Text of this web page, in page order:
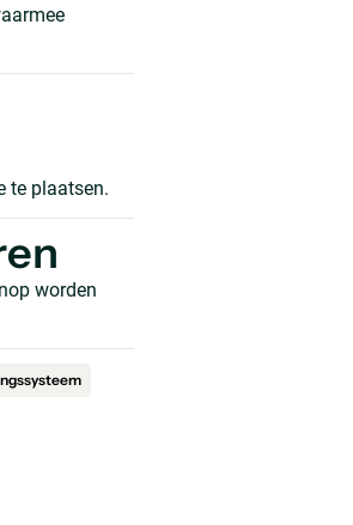
te plaatsen.
worden